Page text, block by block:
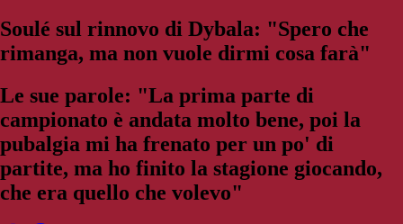
Soulé sul rinnovo di Dybala: "Spero che
rimanga, ma non vuole dirmi cosa farà"
Le sue parole: "La prima parte di
campionato è andata molto bene, poi la
pubalgia mi ha frenato per un po' di
partite, ma ho finito la stagione giocando,
che era quello che volevo"